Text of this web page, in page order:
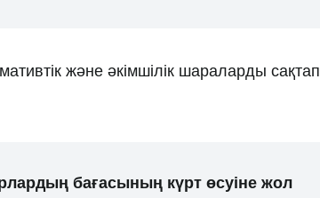
және әкімшілік шараларды сақтап
бағасының күрт өсуіне жол